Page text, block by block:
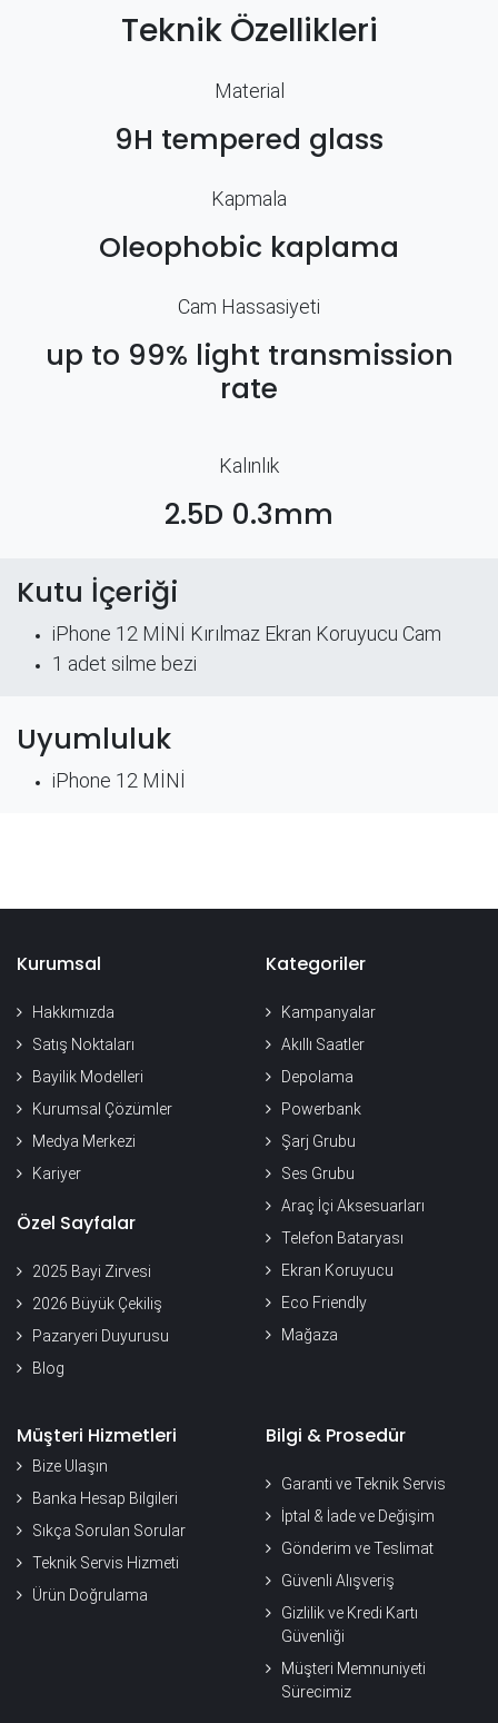
Teknik Özellikleri
Material
9H tempered glass
Kapmala
Oleophobic kaplama
Cam Hassasiyeti
up to 99% light transmission
rate
Kalınlık
2.5D 0.3mm
Kutu İçeriği
iPhone 12 MİNİ Kırılmaz Ekran Koruyucu Cam
​1 adet silme bezi
Uyumluluk
iPhone 12 MİNİ
Kurumsal
Hakkımızda
Satış Noktaları
Bayilik Modelleri
Kurumsal Çözümler
Medya Merkezi
Kariyer
Özel Sayfalar
2025 Bayi Zirvesi
2026 Büyük Çekiliş
Pazaryeri Duyurusu
Blog
Kategoriler
Kampanyalar
Akıllı Saatler
Depolama
Powerbank
Şarj Grubu
Ses Grubu
Araç İçi Aksesuarları
Telefon Bataryası
Ekran Koruyucu
Eco Friendly
Mağaza
Müşteri Hizmetleri
Bize Ulaşın
Banka Hesap Bilgileri
Sıkça Sorulan Sorular
Teknik Servis Hizmeti
Ürün Doğrulama
Bilgi & Prosedür
Garanti ve Teknik Servis
İptal & İade ve Değişim
Gönderim ve Teslimat
Güvenli Alışveriş
Gizlilik ve Kredi Kartı
Güvenliği
Müşteri Memnuniyeti
Sürecimiz